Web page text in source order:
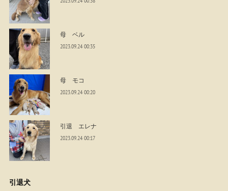
母 ベル
2023.09.24 00:35
母 モコ
2023.09.24 00:20
引退 エレナ
2023.09.24 00:17
引退犬